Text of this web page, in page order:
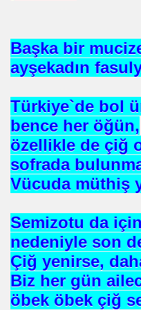
Başka bir
ayşekadın
Türkiye`de bol
bence her öğün,
özellikle de çiğ
sofrada
Vücuda müthiş
Semizotu da
nedeniyle son
Çiğ yenirse,
Biz her gün
öbek öbek çiğ
.Dr.Hamdi KALYONCU
LÜTFÜ OFLAZ
21NCİ YY.Cuma da
EDİLİYOR YOSA